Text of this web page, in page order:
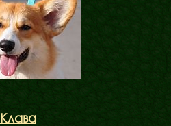
Клава